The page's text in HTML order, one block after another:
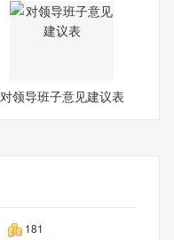
对领导班子意见建议表
181